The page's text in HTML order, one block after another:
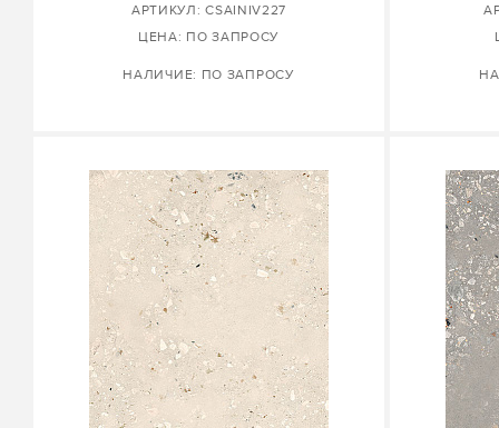
АРТИКУЛ: CSAINIV227
ЦЕНА: ПО ЗАПРОСУ
НАЛИЧИЕ: ПО ЗАПРОСУ